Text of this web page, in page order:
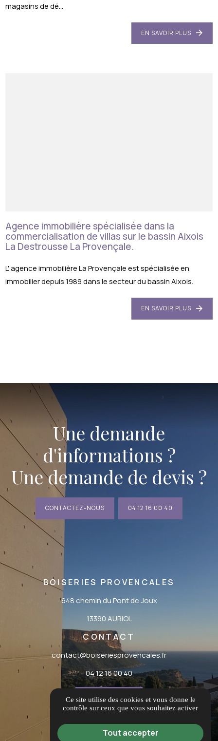
magasins de dé...
EN SAVOIR PLUS
Agence immobilière spécialisée dans la
commercialisation de villas sur le bassin Aixois
La Destrousse La Provençale.
​L' agence immobilière La Provençale est spécialisée en
immobilier depuis 1989 dans le secteur du bassin Aixois.
EN SAVOIR PLUS
Une demande
d'informations ?
Une demande de devis ?
CONTACTEZ-NOUS 04 12 16 00 40
BOISERIES PROVENCALES
648 chemin du Pont de Joux
13390 AURIOL
CONTACT
contact@boiseriesprovencales.fr
04 12 16 00 40
ITINÉRAIRE
AVIS CLIENTS
Ce site utilise des cookies et vous donne le
contrôle sur ceux que vous souhaitez activer
Tout accepter